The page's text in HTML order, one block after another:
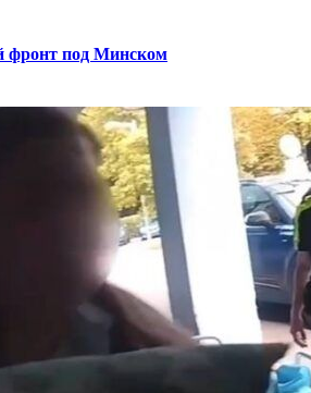
фронт под Минском